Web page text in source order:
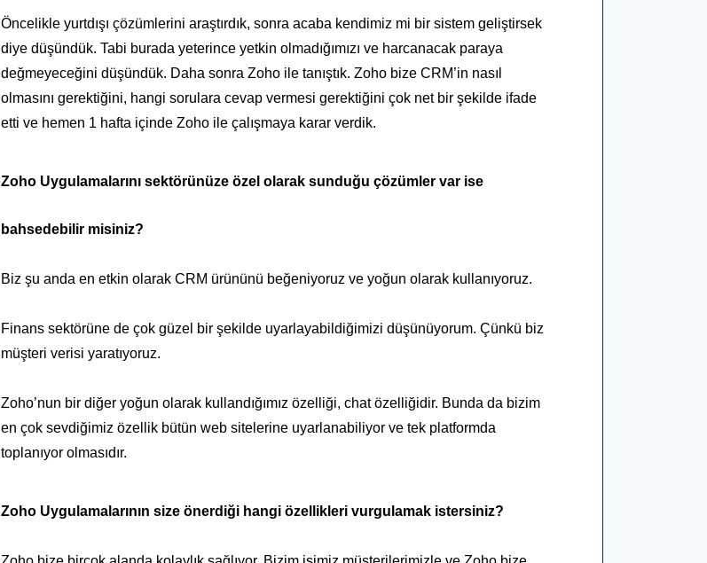
Öncelikle yurtdışı çözümlerini araştırdık, sonra acaba kendimiz mi bir sistem geliştirsek
diye düşündük. Tabi burada yeterince yetkin olmadığımızı ve harcanacak paraya
değmeyeceğini düşündük. Daha sonra Zoho ile tanıştık. Zoho bize CRM’in nasıl
olmasını gerektiğini, hangi sorulara cevap vermesi gerektiğini çok net bir şekilde ifade
etti ve hemen 1 hafta içinde Zoho ile çalışmaya karar verdik.
Zoho Uygulamalarını sektörünüze özel olarak sunduğu çözümler var ise
bahsedebilir misiniz?
Biz şu anda en etkin olarak CRM ürününü beğeniyoruz ve yoğun olarak kullanıyoruz.
Finans sektörüne de çok güzel bir şekilde uyarlayabildiğimizi düşünüyorum. Çünkü biz
müşteri verisi yaratıyoruz.
Zoho’nun bir diğer yoğun olarak kullandığımız özelliği, chat özelliğidir. Bunda da bizim
en çok sevdiğimiz özellik bütün web sitelerine uyarlanabiliyor ve tek platformda
toplanıyor olmasıdır.
Zoho Uygulamalarının size önerdiği hangi özellikleri vurgulamak istersiniz?